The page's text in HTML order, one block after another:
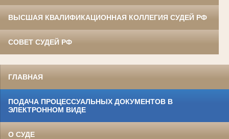
ВЫСШАЯ КВАЛИФИКАЦИОННАЯ КОЛЛЕГИЯ СУДЕЙ РФ
СОВЕТ СУДЕЙ РФ
ГЛАВНАЯ
ПОДАЧА ПРОЦЕССУАЛЬНЫХ ДОКУМЕНТОВ В
ЭЛЕКТРОННОМ ВИДЕ
О СУДЕ